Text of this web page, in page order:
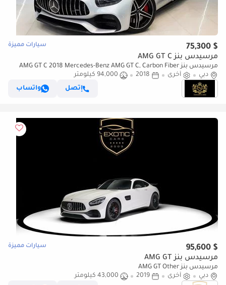
$ 75,300 سيارات مميزة
مرسيدس بنز AMG GT C
مرسيدس بنز AMG GT C 2018 Mercedes-Benz AMG GT C, Carbon Fiber
Interior, Burmester High-End Surround Sound System!!
دبي أخرى 2018
94,000 كيلومتر
إتصل
واتساب
$ 95,600 سيارات مميزة
مرسيدس بنز AMG GT
مرسيدس بنز AMG GT Other
دبي
أخرى 2019
43,000 كيلومتر